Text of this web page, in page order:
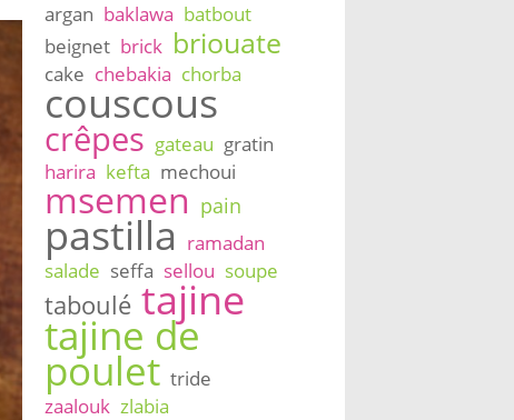
argan baklawa batbout
beignet brick briouate
cake chebakia chorba
couscous
crêpes gateau gratin
harira kefta mechoui
msemen pain
pastilla ramadan
salade seffa sellou soupe
taboulé tajine
tajine de
poulet tride
zaalouk zlabia